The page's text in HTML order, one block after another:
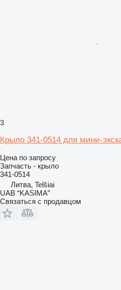
3
Крыло 341-0514 для мини-
Цена по запросу
Запчасть - крыло
341-0514
Литва, Telšiai
UAB “KASIMA”
Связаться с продавцом